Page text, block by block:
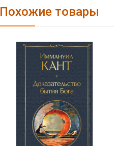
Похожие товары